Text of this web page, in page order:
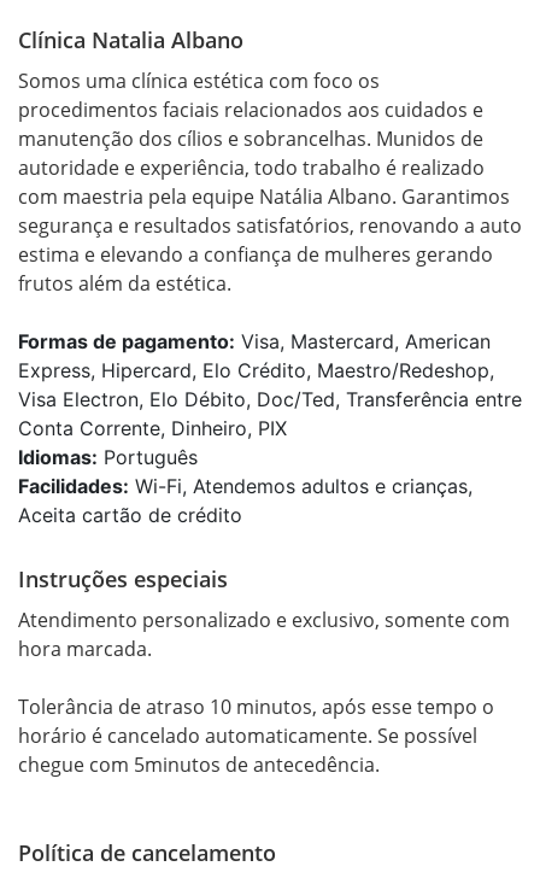
Clínica Natalia Albano
Somos uma clínica estética com foco os
procedimentos faciais relacionados aos cuidados e
manutenção dos cílios e sobrancelhas. Munidos de
autoridade e experiência, todo trabalho é realizado
com maestria pela equipe Natália Albano. Garantimos
segurança e resultados satisfatórios, renovando a auto
estima e elevando a confiança de mulheres gerando
frutos além da estética.
Formas de pagamento: Visa, Mastercard, American
Express, Hipercard, Elo Crédito, Maestro/Redeshop,
Visa Electron, Elo Débito, Doc/Ted, Transferência entre
Conta Corrente, Dinheiro, PIX
Idiomas: Português
Facilidades: Wi-Fi, Atendemos adultos e crianças,
Aceita cartão de crédito
Instruções especiais
Atendimento personalizado e exclusivo, somente com
hora marcada.
Tolerância de atraso 10 minutos, após esse tempo o
horário é cancelado automaticamente. Se possível
chegue com 5minutos de antecedência.
Política de cancelamento